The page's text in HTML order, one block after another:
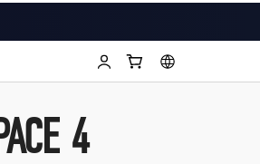
4